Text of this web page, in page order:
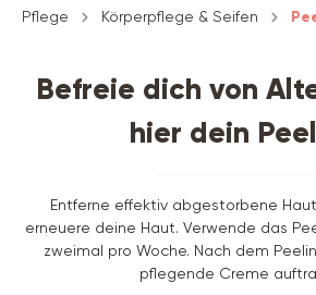
Pflege Körperpflege & Seifen
Befreie dich von
hier dein
Entferne effektiv abgestorbene
erneuere deine Haut. Verwende das
zweimal pro Woche. Nach dem
pflegende Creme